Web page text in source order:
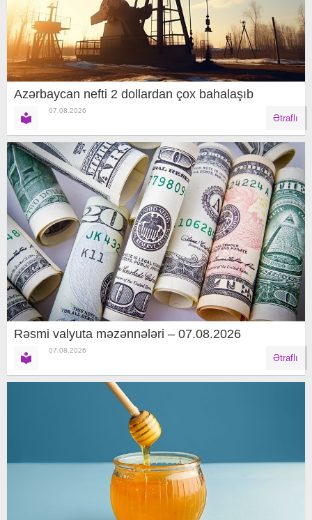
Azərbaycan nefti 2 dollardan çox bahalaşıb
07.08.2026
Ətraflı
Rəsmi valyuta məzənnələri – 07.08.2026
07.08.2026
Ətraflı